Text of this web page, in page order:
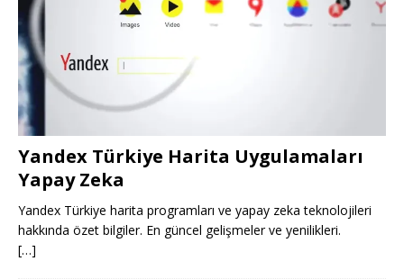
Yandex Türkiye Harita Uygulamaları
Yapay Zeka
Yandex Türkiye harita programları ve yapay zeka teknolojileri
hakkında özet bilgiler. En güncel gelişmeler ve yenilikleri.
[…]